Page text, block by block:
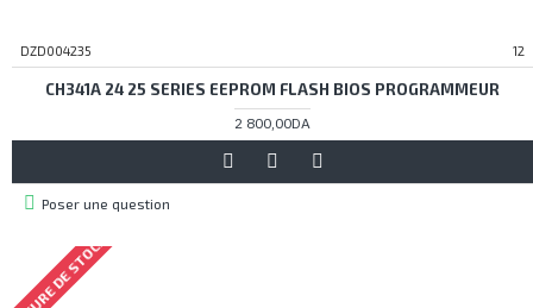
DZD004235 12
CH341A 24 25 SERIES EEPROM FLASH BIOS PROGRAMMEUR
2 800,00DA
Poser une question